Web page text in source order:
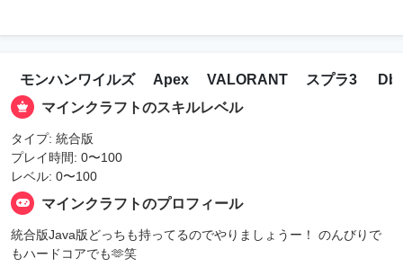
モンハンワイルズ Apex VALORANT スプラ3
マインクラフトのスキルレベル
タイプ: 統合版
プレイ時間: 0〜100
レベル: 0〜100
マインクラフトのプロフィール
統合版Java版どっちも持ってるのでやりましょうー！ のんびりで
もハードコアでも🫶笑